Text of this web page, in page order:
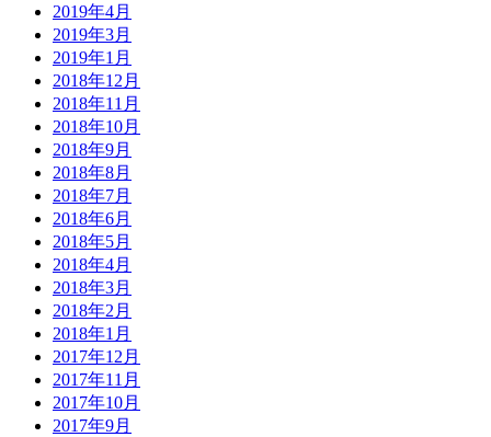
2019年4月
2019年3月
2019年1月
2018年12月
2018年11月
2018年10月
2018年9月
2018年8月
2018年7月
2018年6月
2018年5月
2018年4月
2018年3月
2018年2月
2018年1月
2017年12月
2017年11月
2017年10月
2017年9月